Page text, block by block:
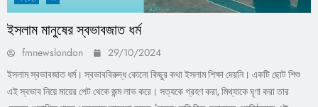
ইসলাম মানুষের স্বভাবজাত ধর্ম
fmnewslondon 29/10/2024
ইসলাম স্বভাবজাত ধর্ম। স্বভাববিরুদ্ধ কোনো কিছুর কথা ইসলাম শিক্ষা দেয়নি। একটি ছোট শিশু
এই স্বভাব নিয়ে মায়ের পেট থেকে জন্ম লাভ করে। সত্যকে গ্রহণ করা, মিথ্যাকে ঘৃণা করা তার